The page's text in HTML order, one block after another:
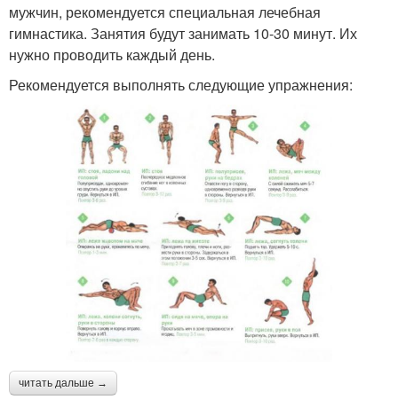
мужчин, рекомендуется специальная лечебная
гимнастика. Занятия будут занимать 10-30 минут. Их
нужно проводить каждый день.
Рекомендуется выполнять следующие упражнения:
читать дальше →